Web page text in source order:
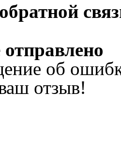
об
отзыв!